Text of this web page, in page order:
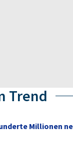
Trend
Millionen